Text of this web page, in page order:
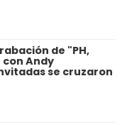
de "PH,
con Andy
se cruzaron